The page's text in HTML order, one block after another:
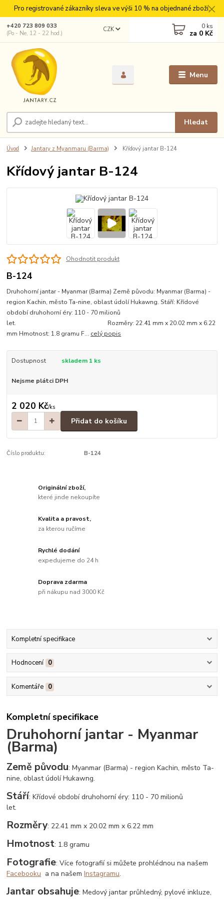
Pro registrované zákazníky sleva ve výši 10 % na objednané zboží.
Menu
CZK
Hledat
+420 723 809 033
(Po - Ne, 12 - 22 hod.)
0 ks
za 0 Kč
Úvod Jantary z Myanmaru (Barma) Křídový jantar B-124
Křídový jantar B-124
Ohodnotit produkt
B-124
Druhohorní jantar - Myanmar (Barma) Země původu: Myanmar (Barma) -
region Kachin, město Ta-nine, oblast údolí Hukawng. Stáří: Křídové
období druhohorní éry: 110 - 70 milionů
let. Rozměry: 22.41 mm x 20.02 mm x 6.22
mm Hmotnost: 1.8 gramu F... celý popis
Dostupnost skladem 1 ks
Nejsme plátci DPH
2 020 Kč/ks
Přidat do košíku
Číslo produktu: B-124
Originální zboží,
které jinde nekoupíte
Kvalita a pravost,
za kterou ručíme
Rychlé dodání
expedujeme do 24 h
Doprava zdarma
při nákupu nad 3000 Kč
Kompletní specifikace
Hodnocení 0
Komentáře 0
Kompletní specifikace
Druhohorní jantar - Myanmar
(Barma)
Země původu: Myanmar (Barma) - region Kachin, město Ta-
nine, oblast údolí Hukawng.
Stáří: Křídové období druhohorní éry: 110 - 70 milionů
let.
Rozměry: 22.41 mm x 20.02 mm x 6.22 mm
Hmotnost: 1.8 gramu
Fotografie: Více fotografií si můžete prohlédnou na našem
Facebooku a na našemInstagramu.
Jantar obsahuje: Medový jantar průhledný, pylové inkluze,